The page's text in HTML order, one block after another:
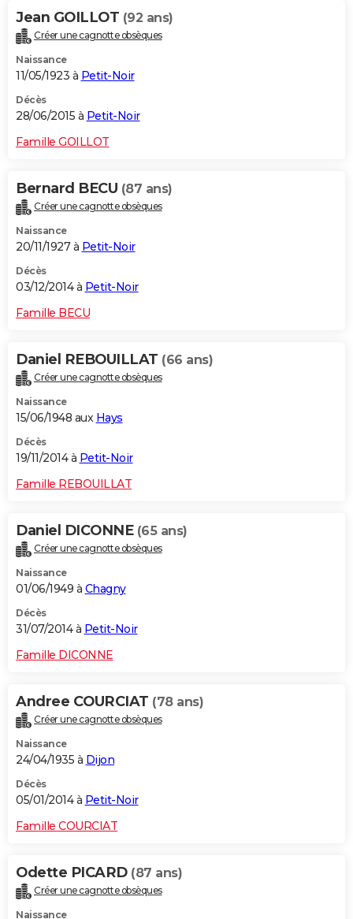
Jean GOILLOT (92 ans)
Créer une cagnotte obsèques
Naissance
11/05/1923 à Petit-Noir
Décès
28/06/2015 à Petit-Noir
Famille GOILLOT
Bernard BECU (87 ans)
Créer une cagnotte obsèques
Naissance
20/11/1927 à Petit-Noir
Décès
03/12/2014 à Petit-Noir
Famille BECU
Daniel REBOUILLAT (66 ans)
Créer une cagnotte obsèques
Naissance
15/06/1948 aux Hays
Décès
19/11/2014 à Petit-Noir
Famille REBOUILLAT
Daniel DICONNE (65 ans)
Créer une cagnotte obsèques
Naissance
01/06/1949 à Chagny
Décès
31/07/2014 à Petit-Noir
Famille DICONNE
Andree COURCIAT (78 ans)
Créer une cagnotte obsèques
Naissance
24/04/1935 à Dijon
Décès
05/01/2014 à Petit-Noir
Famille COURCIAT
Odette PICARD (87 ans)
Créer une cagnotte obsèques
Naissance